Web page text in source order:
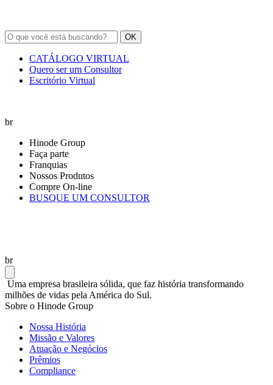
OK
CATÁLOGO VIRTUAL
Quero ser um Consultor
Escritório Virtual
br
Hinode Group
Faça parte
Franquias
Nossos Produtos
Compre On-line
BUSQUE UM CONSULTOR
br
Uma empresa brasileira sólida, que faz história transformando
milhões de vidas pela América do Sul.
Sobre o Hinode Group
Nossa História
Missão e Valores
Atuação e Negócios
Prêmios
Compliance